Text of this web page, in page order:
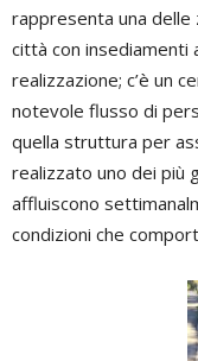
rappresenta una
città con insediamenti
realizzazione; c’è un
notevole flusso di
quella struttura per
realizzato uno dei più
affluiscono
condizioni che